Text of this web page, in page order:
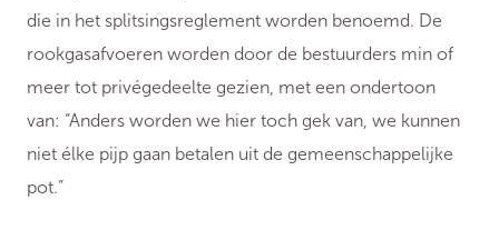
die in het splitsingsreglement worden benoemd. De
rookgasafvoeren worden door de bestuurders min of
meer tot privégedeelte gezien, met een ondertoon
van: “Anders worden we hier toch gek van, we kunnen
niet élke pijp gaan betalen uit de gemeenschappelijke
pot.”